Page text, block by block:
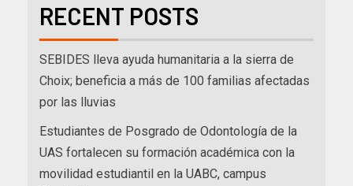
RECENT POSTS
SEBIDES lleva ayuda humanitaria a la sierra de
Choix; beneficia a más de 100 familias afectadas
por las lluvias
Estudiantes de Posgrado de Odontología de la
UAS fortalecen su formación académica con la
movilidad estudiantil en la UABC, campus